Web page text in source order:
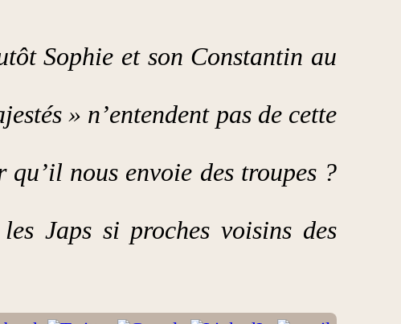
Sophie et son Constantin au
» n’entendent pas de cette
nous envoie des troupes ?
Japs si proches voisins des